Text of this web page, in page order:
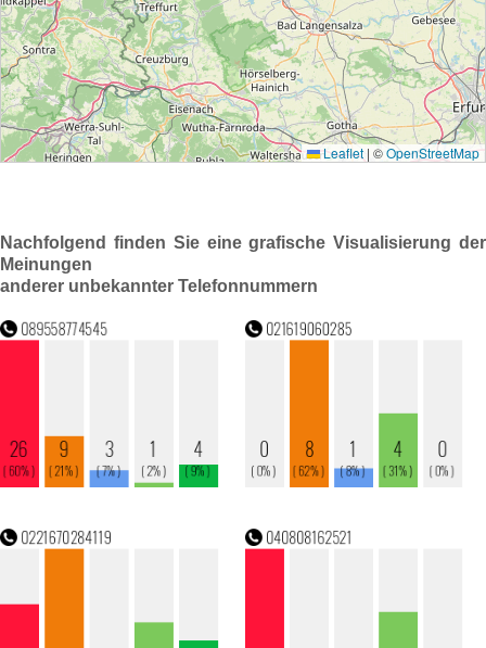
Nachfolgend finden Sie eine grafische Visualisierung der
Meinungen
anderer unbekannter Telefonnummern